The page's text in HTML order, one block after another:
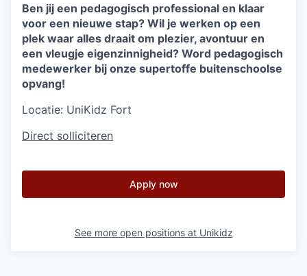
Ben jij een pedagogisch professional en klaar
voor een nieuwe stap? Wil je werken op een
plek waar alles draait om plezier, avontuur en
een vleugje eigenzinnigheid? Word pedagogisch
medewerker bij onze supertoffe buitenschoolse
opvang!
Locatie: UniKidz Fort
Direct solliciteren
Apply now
See more open positions at Unikidz